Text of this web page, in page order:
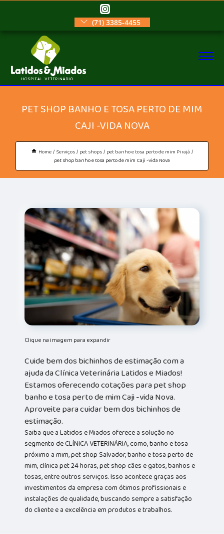
(71) 3385-4455
PET SHOP BANHO E TOSA PERTO DE MIM
CAJI -VIDA NOVA
Home Serviços pet shops pet banho e tosa perto de mim Pirajá
pet shop banho e tosa perto de mim Caji -vida Nova
Clique na imagem para expandir
Cuide bem dos bichinhos de estimação com a
ajuda da Clínica Veterinária Latidos e Miados!
Estamos oferecendo cotações para pet shop
banho e tosa perto de mim Caji -vida Nova.
Aproveite para cuidar bem dos bichinhos de
estimação.
Saiba que a Latidos e Miados oferece a solução no
segmento de CLÍNICA VETERINÁRIA, como, banho e tosa
próximo a mim, pet shop Salvador, banho e tosa perto de
mim, clínica pet 24 horas, pet shop cães e gatos, banhos e
tosas, entre outros serviços. Isso acontece graças aos
investimentos da empresa com ótimos profissionais e
instalações de qualidade, buscando sempre a satisfação
do cliente e a excelência em produtos e trabalhos.